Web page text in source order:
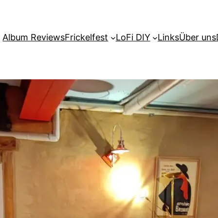
Album ReviewsFrickelfest LoFi DIY LinksÜber uns